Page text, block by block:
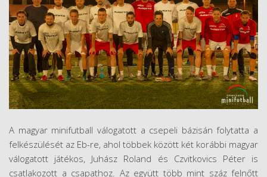
A magyar minifutball válogatott a csepeli bázisán folytatta a
felkészülését az Eb-re, ahol többek között két korábbi magyar
válogatott játékos, Juhász Roland és Czvitkovics Péter is
csatlakozott a csapathoz. Az együtt több mint száz felnőtt